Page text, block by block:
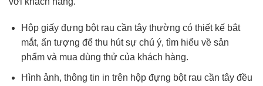
Hộp giấy đựng bột rau cần tây thường có thiết kế bắt
mắt, ấn tượng để thu hút sự chú ý, tìm hiểu về sản
phẩm và mua dùng thử của khách hàng.
Hình ảnh, thông tin in trên hộp đựng bột rau cần tây đều